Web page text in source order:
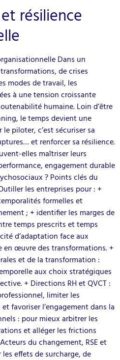
résilience
Dans un
de crises
modes de travail, les
à une tension croissante
humaine. Loin d’être
le temps devient une
piloter, c’est sécuriser sa
et renforcer sa résilience.
elles maîtriser leurs
engagement durable
? Points clés du
les entreprises pour : +
formelles et
; + identifier les marges de
temps prescrits et temps
d’adaptation face aux
en œuvre des transformations. +
et de la transformation :
aux choix stratégiques
+ Directions RH et QVCT :
limiter les
favoriser l’engagement dans la
: pour mieux arbitrer les
et alléger les frictions
du changement, RSE et
effets de surcharge, de